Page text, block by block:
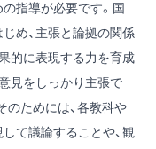
指導が必要です。国
め、主張と論拠の関係
的に表現する力を育成
見をしっかり主張で
のためには、各教科や
て議論することや、観